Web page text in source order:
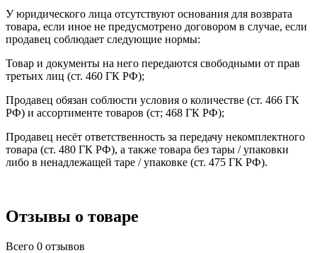
У юридического лица отсутствуют основания для возврата
товара, если иное не предусмотрено договором в случае, если
продавец соблюдает следующие нормы:
Товар и документы на него передаются свободными от прав
третьих лиц (ст. 460 ГК РФ);
Продавец обязан соблюсти условия о количестве (ст. 466 ГК
РФ) и ассортименте товаров (ст; 468 ГК РФ);
Продавец несёт ответственность за передачу некомплектного
товара (ст. 480 ГК РФ), а также товара без тары / упаковки
либо в ненадлежащей таре / упаковке (ст. 475 ГК РФ).
Отзывы о товаре
Всего 0 отзывов